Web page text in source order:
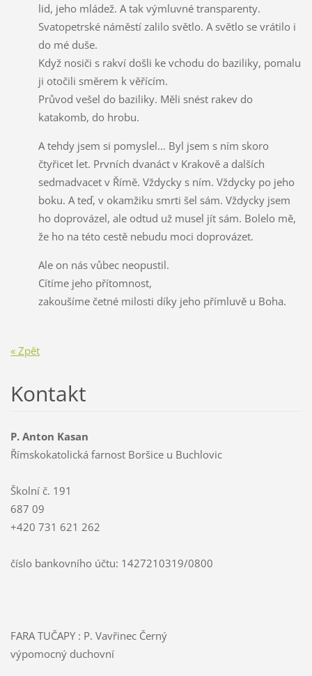
lid, jeho mládež. A tak výmluvné transparenty.
Svatopetrské náměstí zalilo světlo. A světlo se vrátilo i
do mé duše.
Když nosiči s rakví došli ke vchodu do baziliky, pomalu
ji otočili směrem k věřícím.
Průvod vešel do baziliky. Měli snést rakev do
katakomb, do hrobu.
A tehdy jsem si pomyslel… Byl jsem s ním skoro
čtyřicet let. Prvních dvanáct v Krakově a dalších
sedmadvacet v Římě. Vždycky s ním. Vždycky po jeho
boku. A teď, v okamžiku smrti šel sám. Vždycky jsem
ho doprovázel, ale odtud už musel jít sám. Bolelo mě,
že ho na této cestě nebudu moci doprovázet.
Ale on nás vůbec neopustil.
Cítíme jeho přítomnost,
zakoušíme četné milosti díky jeho přímluvě u Boha.
« Zpět
Kontakt
P. Anton Kasan
Římskokatolická farnost Boršice u Buchlovic
Školní č. 191
687 09
+420 731 621 262
číslo bankovního účtu: 1427210319/0800
FARA TUČAPY : P. Vavřinec Černý
výpomocný duchovní